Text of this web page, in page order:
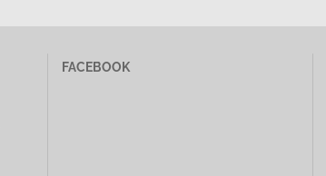
FACEBOOK